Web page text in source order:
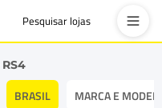
Pesquisar lojas
RS4
BRASIL MARCA E